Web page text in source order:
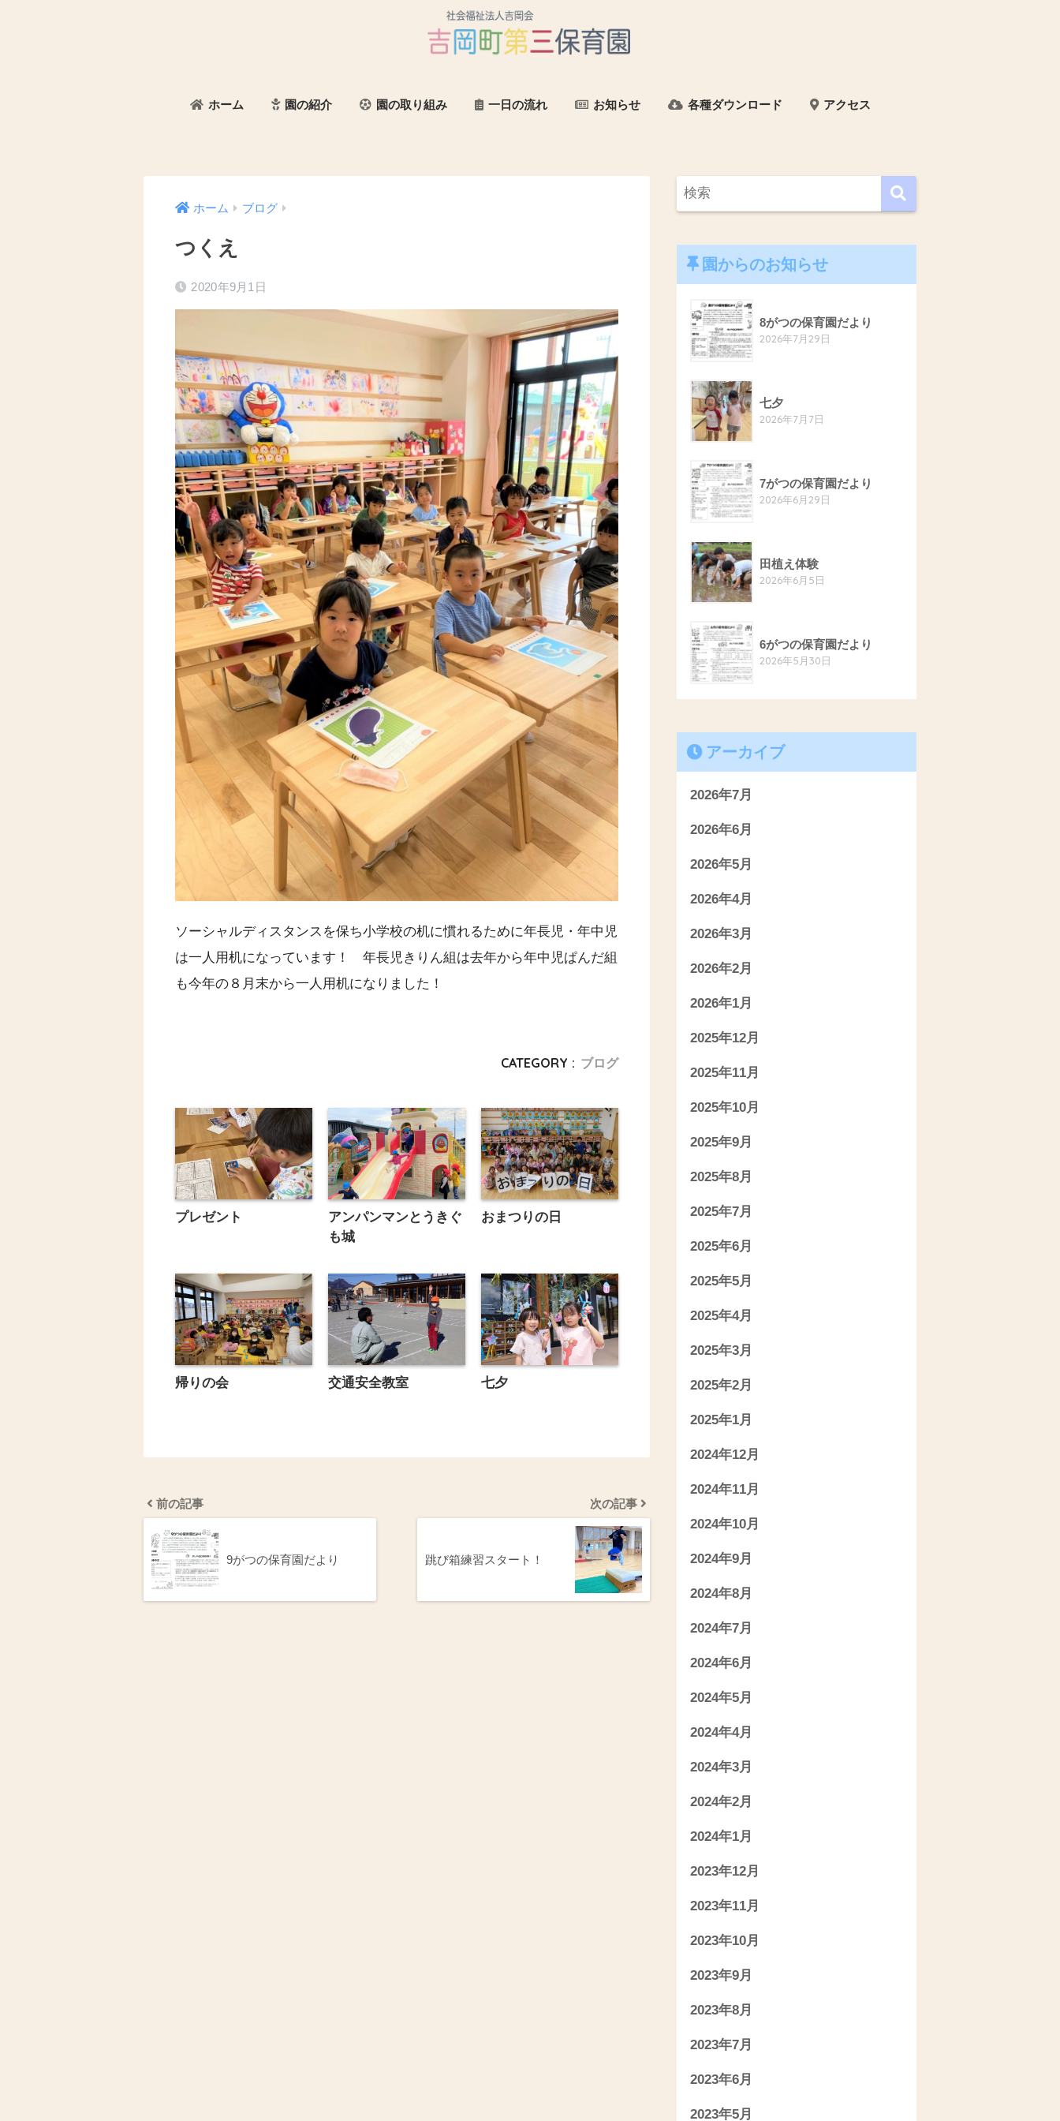
ホーム 園の紹介 園の取り組み 一日の流れ お知らせ 各種ダウンロード アクセス
ホーム ブログ
つくえ
2020年9月1日
ソーシャルディスタンスを保ち小学校の机に慣れるために年長児・年中児
は一人用机になっています！ 年長児きりん組は去年から年中児ぱんだ組
も今年の８月末から一人用机になりました！
CATEGORY : ブログ
プレゼント
アンパンマンとうきぐ
も城
おまつりの日
帰りの会 交通安全教室 七夕
前の記事
9がつの保育園だより
次の記事
跳び箱練習スタート！
園からのお知らせ
8がつの保育園だより
2026年7月29日
七夕
2026年7月7日
7がつの保育園だより
2026年6月29日
田植え体験
2026年6月5日
6がつの保育園だより
2026年5月30日
アーカイブ
2026年7月
2026年6月
2026年5月
2026年4月
2026年3月
2026年2月
2026年1月
2025年12月
2025年11月
2025年10月
2025年9月
2025年8月
2025年7月
2025年6月
2025年5月
2025年4月
2025年3月
2025年2月
2025年1月
2024年12月
2024年11月
2024年10月
2024年9月
2024年8月
2024年7月
2024年6月
2024年5月
2024年4月
2024年3月
2024年2月
2024年1月
2023年12月
2023年11月
2023年10月
2023年9月
2023年8月
2023年7月
2023年6月
2023年5月